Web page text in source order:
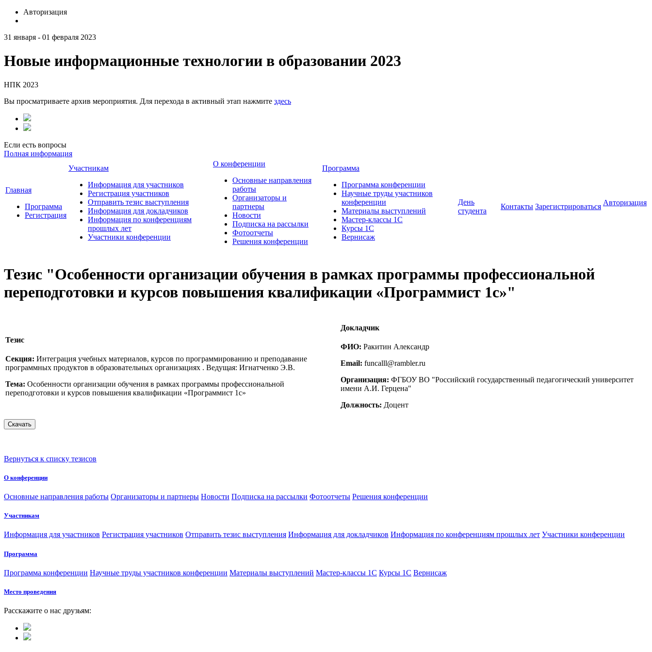
Авторизация
31 января - 01 февраля 2023
Новые информационные технологии в образовании 2023
НПК 2023
Вы просматриваете архив мероприятия. Для перехода в активный этап нажмите здесь
Если есть вопросы
Полная информация
Главная
Программа
Регистрация
Участникам
Информация для участников
Регистрация участников
Отправить тезис выступления
Информация для докладчиков
Информация по конференциям
прошлых лет
Участники конференции
О конференции
Основные направления
работы
Организаторы и
партнеры
Новости
Подписка на рассылки
Фотоотчеты
Решения конференции
Программа
Программа конференции
Научные труды участников
конференции
Материалы выступлений
Мастер-классы 1С
Курсы 1С
Вернисаж
День
студента
Контакты Зарегистрироваться Авторизация
Тезис "Особенности организации обучения в рамках программы профессиональной
переподготовки и курсов повышения квалификации «Программист 1с»"
Тезис
Секция: Интеграция учебных материалов, курсов по программированию и преподавание
программных продуктов в образовательных организациях . Ведущая: Игнатченко Э.В.
Тема: Особенности организации обучения в рамках программы профессиональной
переподготовки и курсов повышения квалификации «Программист 1с»
Докладчик
ФИО: Ракитин Александр
Email: funcalll@rambler.ru
Организация: ФГБОУ ВО "Российский государственный педагогический университет
имени А.И. Герцена"
Должность: Доцент
Вернуться к списку тезисов
О конференции
Основные направления работы Организаторы и партнеры Новости Подписка на рассылки Фотоотчеты Решения конференции
Участникам
Информация для участников Регистрация участников Отправить тезис выступления Информация для докладчиков Информация по конференциям прошлых лет Участники конференции
Программа
Программа конференции Научные труды участников конференции Материалы выступлений Мастер-классы 1С Курсы 1С Вернисаж
Место проведения
Расскажите о нас друзьям: